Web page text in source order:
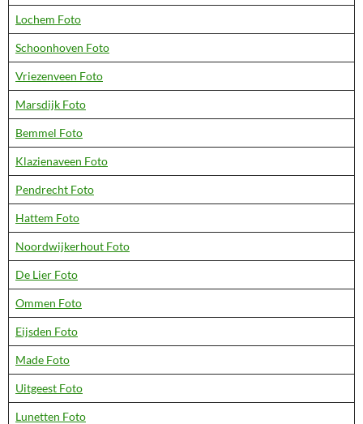
Lochem Foto
Schoonhoven Foto
Vriezenveen Foto
Marsdijk Foto
Bemmel Foto
Klazienaveen Foto
Pendrecht Foto
Hattem Foto
Noordwijkerhout Foto
De Lier Foto
Ommen Foto
Eijsden Foto
Made Foto
Uitgeest Foto
Lunetten Foto